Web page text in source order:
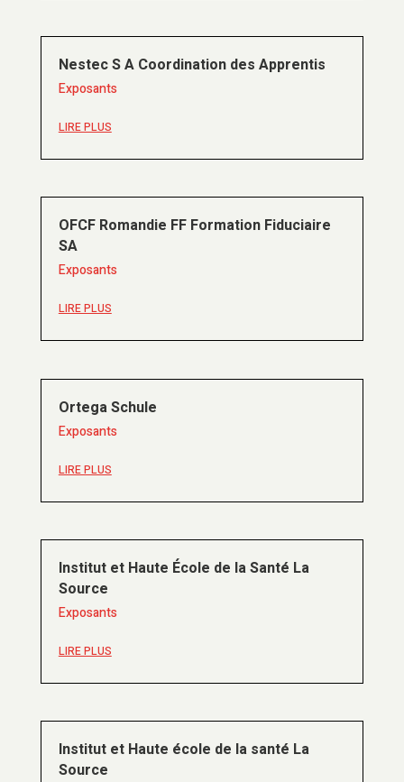
Nestec S A Coordination des Apprentis
Exposants
LIRE PLUS
OFCF Romandie FF Formation Fiduciaire
SA
Exposants
LIRE PLUS
Ortega Schule
Exposants
LIRE PLUS
Institut et Haute École de la Santé La
Source
Exposants
LIRE PLUS
Institut et Haute école de la santé La
Source